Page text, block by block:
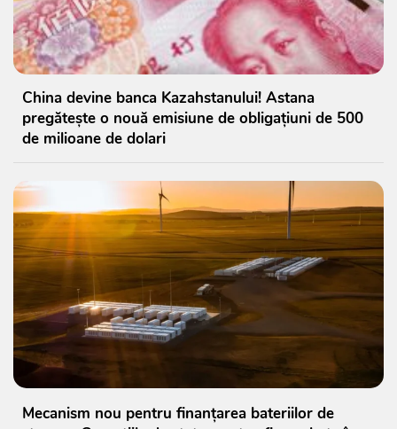
China devine banca Kazahstanului! Astana
pregătește o nouă emisiune de obligațiuni de 500
de milioane de dolari
Mecanism nou pentru finanțarea bateriilor de